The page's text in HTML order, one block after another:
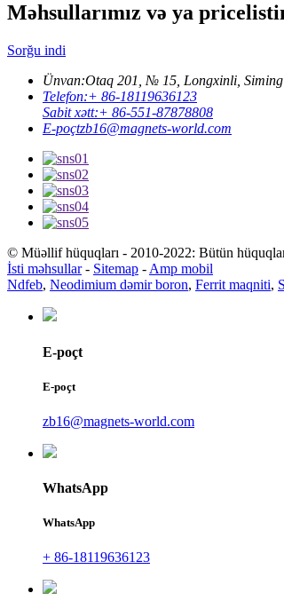
Məhsullarımız və ya
Sorğu indi
Ünvan:Otaq 201, № 15, Longxinli,
Telefon:+ 86-18119636123
Sabit xətt:+ 86-551-87878808
E-poçtzb16@magnets-world.com
© Müəllif hüquqları - 2010-2022: Bütün
İsti məhsullar- Sitemap - Amp mobil
Ndfeb, Neodimium dəmir boron, Ferrit maqniti,
E-poçt
E-poçt
zb16@magnets-world.com
WhatsApp
WhatsApp
+ 86-18119636123